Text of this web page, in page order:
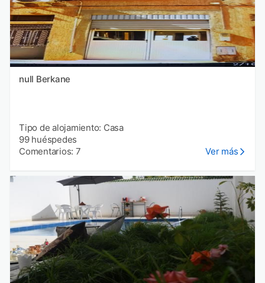
null Berkane
Tipo de alojamiento: Casa
99 huéspedes
Comentarios: 7
Ver más